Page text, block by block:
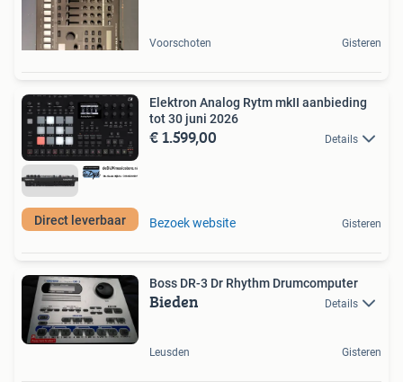
Voorschoten Gisteren
Direct leverbaar
Elektron Analog Rytm mkII aanbieding
tot 30 juni 2026
€ 1.599,00 Details
Bezoek website Gisteren
Boss DR-3 Dr Rhythm Drumcomputer
Bieden Details
Leusden Gisteren